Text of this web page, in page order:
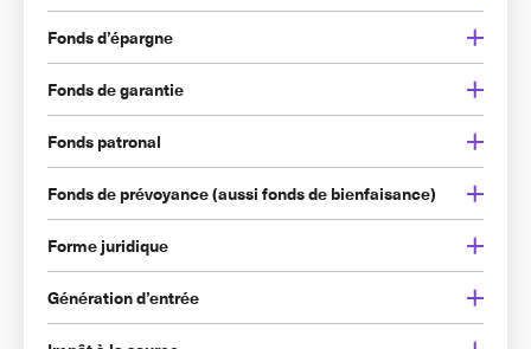
Fonds d’épargne
Fonds de garantie
Fonds patronal
Fonds de prévoyance (aussi fonds de bienfaisance)
Forme juridique
Génération d’entrée